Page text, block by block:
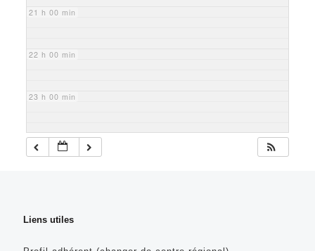
21 h 00 min
22 h 00 min
23 h 00 min
Liens utiles